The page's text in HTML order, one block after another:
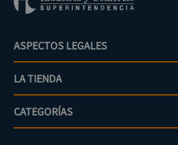
ASPECTOS LEGALES
Política de tratamiento de datos
Términos y condiciones
LA TIENDA
Mi cuenta
CATEGORÍAS